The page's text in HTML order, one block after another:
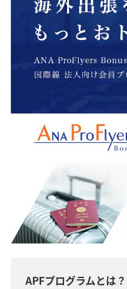
APFプログラムとは？